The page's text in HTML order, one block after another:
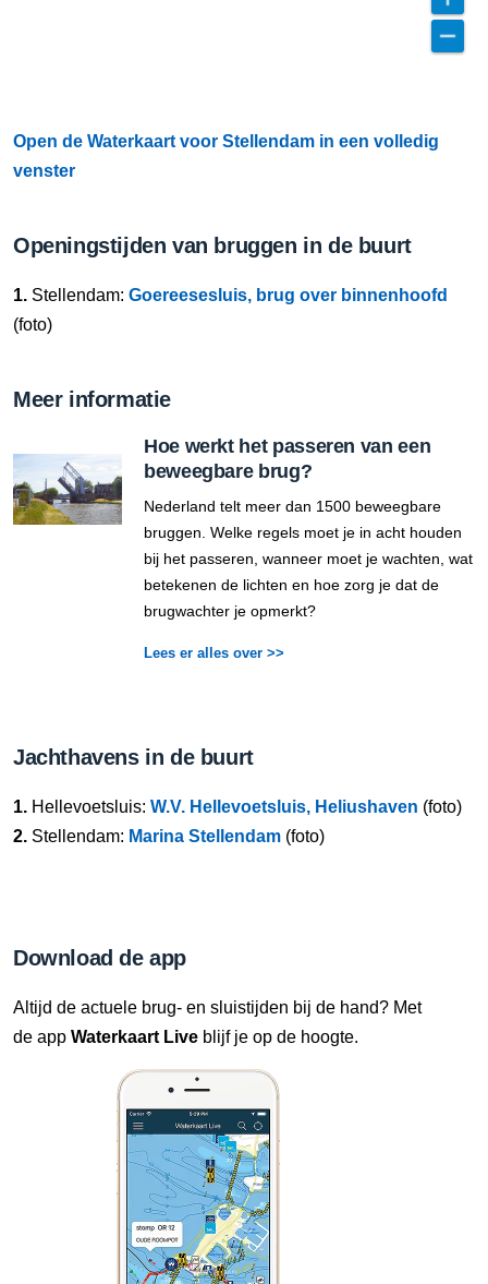
Open de Waterkaart voor Stellendam in een volledig
venster
Openingstijden van bruggen in de buurt
1. Stellendam: Goereesesluis, brug over binnenhoofd
(foto)
Meer informatie
Hoe werkt het passeren van een
beweegbare brug?
Nederland telt meer dan 1500 beweegbare
bruggen. Welke regels moet je in acht houden
bij het passeren, wanneer moet je wachten, wat
betekenen de lichten en hoe zorg je dat de
brugwachter je opmerkt?
Lees er alles over >>
Jachthavens in de buurt
1. Hellevoetsluis: W.V. Hellevoetsluis, Heliushaven (foto)
2. Stellendam: Marina Stellendam (foto)
Download de app
Altijd de actuele brug- en sluistijden bij de hand? Met
de app Waterkaart Live blijf je op de hoogte.